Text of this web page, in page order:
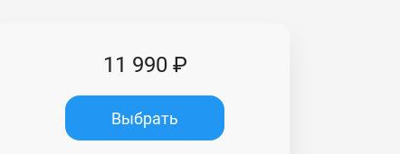
11 990 ₽
Выбрать